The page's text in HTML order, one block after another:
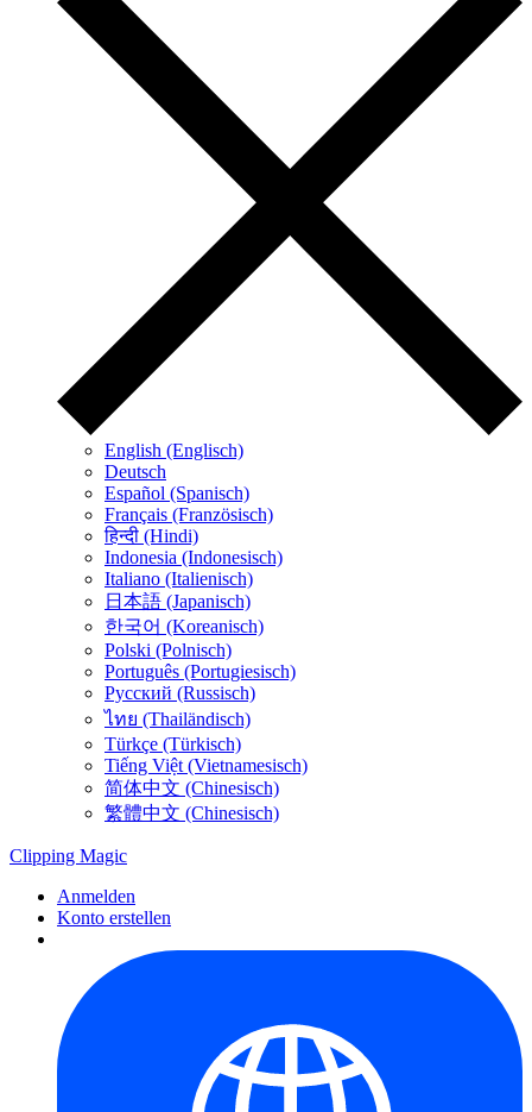
English (Englisch)
Deutsch
Español (Spanisch)
Français (Französisch)
हिन्दी (Hindi)
Indonesia (Indonesisch)
Italiano (Italienisch)
日本語 (Japanisch)
한국어 (Koreanisch)
Polski (Polnisch)
Português (Portugiesisch)
Русский (Russisch)
ไทย (Thailändisch)
Türkçe (Türkisch)
Tiếng Việt (Vietnamesisch)
简体中文 (Chinesisch)
繁體中文 (Chinesisch)
Clipping Magic
Anmelden
Konto erstellen